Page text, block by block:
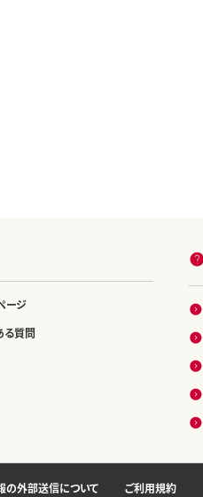
ージ
る質問
の外部送信について ご利用規約